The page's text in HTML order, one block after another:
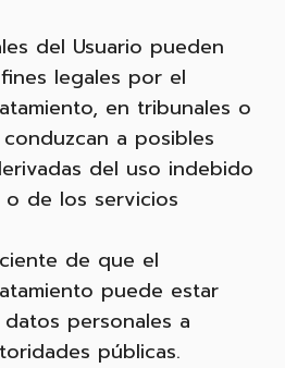
del Usuario pueden
legales por el
en tribunales o
a posibles
del uso indebido
de los servicios
de que el
puede estar
personales a
públicas.